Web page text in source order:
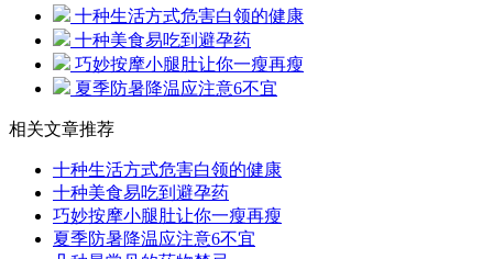
十种生活方式危害白领的健康
十种美食易吃到避孕药
巧妙按摩小腿肚让你一瘦再瘦
夏季防暑降温应注意6不宜
相关文章推荐
十种生活方式危害白领的健康
十种美食易吃到避孕药
巧妙按摩小腿肚让你一瘦再瘦
夏季防暑降温应注意6不宜